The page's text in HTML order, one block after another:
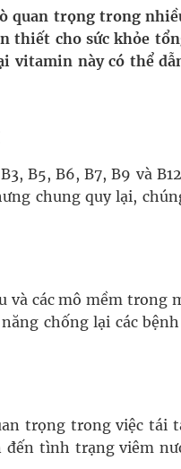
theo yêu
quan trọng trong
thiết cho sức khỏe
vitamin này có thể
B5, B6, B7, B9 và
chung quy lại,
và các mô mềm trong
chống lại các
trọng trong việc tái
đến tình trạng viêm